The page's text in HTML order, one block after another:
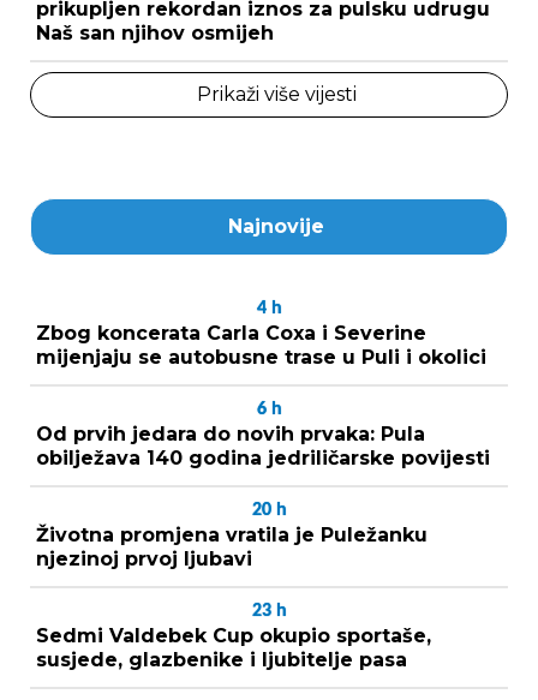
prikupljen rekordan iznos za pulsku udrugu
Naš san njihov osmijeh
Prikaži više vijesti
Najnovije
4 h
Zbog koncerata Carla Coxa i Severine
mijenjaju se autobusne trase u Puli i okolici
6 h
Od prvih jedara do novih prvaka: Pula
obilježava 140 godina jedriličarske povijesti
20 h
Životna promjena vratila je Puležanku
njezinoj prvoj ljubavi
23 h
Sedmi Valdebek Cup okupio sportaše,
susjede, glazbenike i ljubitelje pasa